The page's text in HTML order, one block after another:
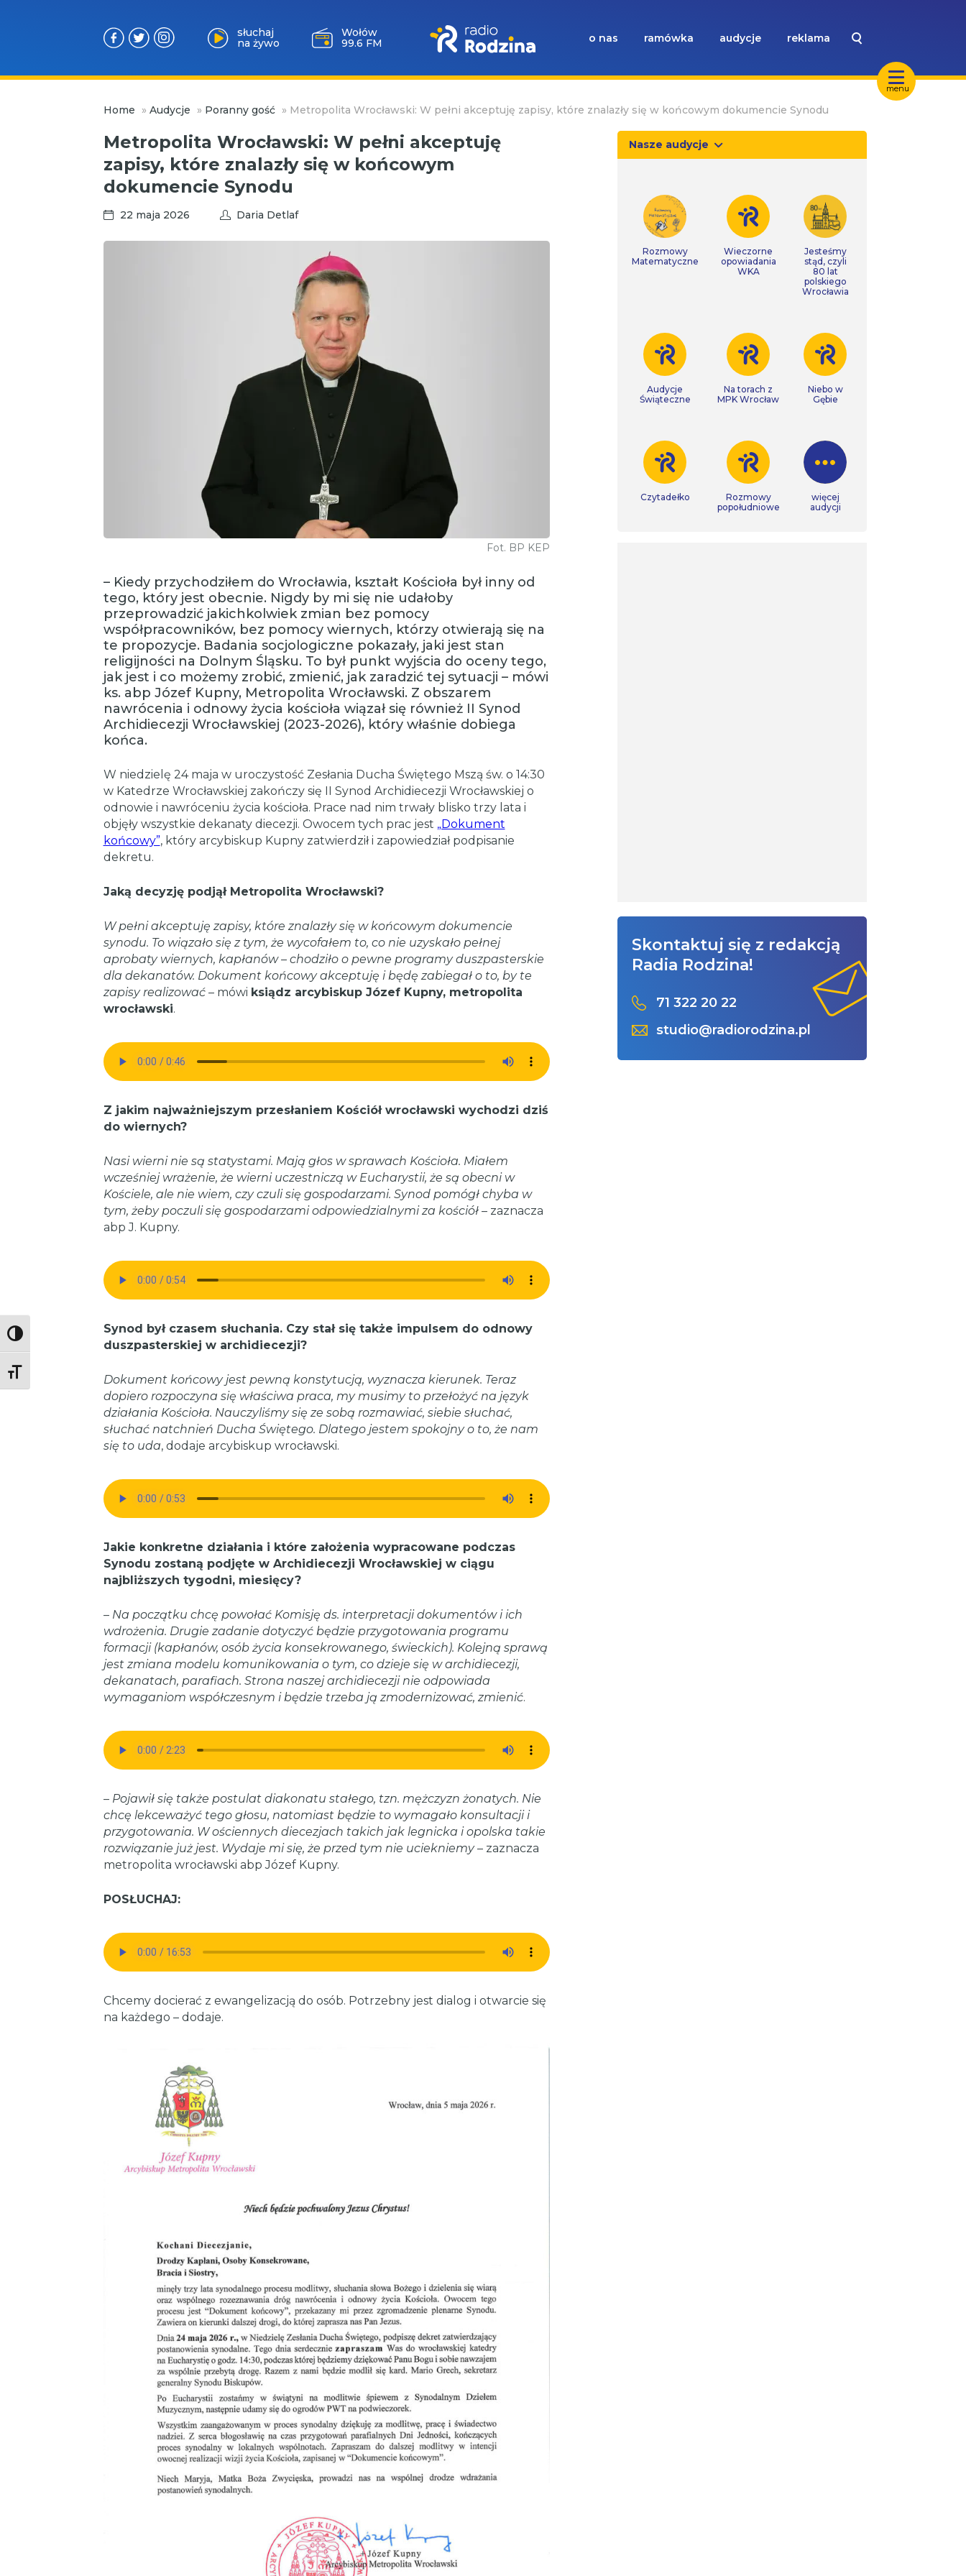
Toggle High Contrast
Toggle Font size
menu
słuchaj
na żywo
Wołów
99.6 FM
o nas ramówka audycje reklama
Home » Audycje » Poranny gość » Metropolita Wrocławski: W pełni akceptuję zapisy, które znalazły się w końcowym dokumencie Synodu
Metropolita Wrocławski: W pełni akceptuję
zapisy, które znalazły się w końcowym
dokumencie Synodu
22 maja 2026 Daria Detlaf
Fot. BP KEP
– Kiedy przychodziłem do Wrocławia, kształt Kościoła był inny od
tego, który jest obecnie. Nigdy by mi się nie udałoby
przeprowadzić jakichkolwiek zmian bez pomocy
współpracowników, bez pomocy wiernych, którzy otwierają się na
te propozycje. Badania socjologiczne pokazały, jaki jest stan
religijności na Dolnym Śląsku. To był punkt wyjścia do oceny tego,
jak jest i co możemy zrobić, zmienić, jak zaradzić tej sytuacji – mówi
ks. abp Józef Kupny, Metropolita Wrocławski. Z obszarem
nawrócenia i odnowy życia kościoła wiązał się również II Synod
Archidiecezji Wrocławskiej (2023-2026), który właśnie dobiega
końca.
W niedzielę 24 maja w uroczystość Zesłania Ducha Świętego Mszą św. o 14:30
w Katedrze Wrocławskiej zakończy się II Synod Archidiecezji Wrocławskiej o
odnowie i nawróceniu życia kościoła. Prace nad nim trwały blisko trzy lata i
objęły wszystkie dekanaty diecezji. Owocem tych prac jest „Dokument
końcowy”, który arcybiskup Kupny zatwierdził i zapowiedział podpisanie
dekretu.
Jaką decyzję podjął Metropolita Wrocławski?
W pełni akceptuję zapisy, które znalazły się w końcowym dokumencie
synodu. To wiązało się z tym, że wycofałem to, co nie uzyskało pełnej
aprobaty wiernych, kapłanów – chodziło o pewne programy duszpasterskie
dla dekanatów. Dokument końcowy akceptuję i będę zabiegał o to, by te
zapisy realizować– mówi ksiądz arcybiskup Józef Kupny, metropolita
wrocławski.
Z jakim najważniejszym przesłaniem Kościół wrocławski wychodzi dziś
do wiernych?
Nasi wierni nie są statystami. Mają głos w sprawach Kościoła. Miałem
wcześniej wrażenie, że wierni uczestniczą w Eucharystii, że są obecni w
Kościele, ale nie wiem, czy czuli się gospodarzami. Synod pomógł chyba w
tym, żeby poczuli się gospodarzami odpowiedzialnymi za kościół– zaznacza
abp J. Kupny.
Synod był czasem słuchania. Czy stał się także impulsem do odnowy
duszpasterskiej w archidiecezji?
Dokument końcowy jest pewną konstytucją, wyznacza kierunek. Teraz
dopiero rozpoczyna się właściwa praca, my musimy to przełożyć na język
działania Kościoła. Nauczyliśmy się ze sobą rozmawiać, siebie słuchać,
słuchać natchnień Ducha Świętego. Dlatego jestem spokojny o to, że nam
się to uda, dodaje arcybiskup wrocławski.
Jakie konkretne działania i które założenia wypracowane podczas
Synodu zostaną podjęte w Archidiecezji Wrocławskiej w ciągu
najbliższych tygodni, miesięcy?
– Na początku chcę powołać Komisję ds. interpretacji dokumentów i ich
wdrożenia. Drugie zadanie dotyczyć będzie przygotowania programu
formacji (kapłanów, osób życia konsekrowanego, świeckich). Kolejną sprawą
jest zmiana modelu komunikowania o tym, co dzieje się w archidiecezji,
dekanatach, parafiach. Strona naszej archidiecezji nie odpowiada
wymaganiom współczesnym i będzie trzeba ją zmodernizować, zmienić.
– Pojawił się także postulat diakonatu stałego, tzn. mężczyzn żonatych. Nie
chcę lekceważyć tego głosu, natomiast będzie to wymagało konsultacji i
przygotowania. W ościennych diecezjach takich jak legnicka i opolska takie
rozwiązanie już jest. Wydaje mi się, że przed tym nie uciekniemy– zaznacza
metropolita wrocławski abp Józef Kupny.
POSŁUCHAJ:
Chcemy docierać z ewangelizacją do osób. Potrzebny jest dialog i otwarcie się
na każdego – dodaje.
Nasze audycje
Rozmowy
Matematyczne
Wieczorne
opowiadania
WKA
Jesteśmy
stąd, czyli
80 lat
polskiego
Wrocławia
Audycje
Świąteczne
Na torach z
MPK Wrocław
Niebo w
Gębie
Czytadełko
Rozmowy
popołudniowe
więcej
audycji
Skontaktuj się z redakcją
Radia Rodzina!
71 322 20 22
studio@radiorodzina.pl